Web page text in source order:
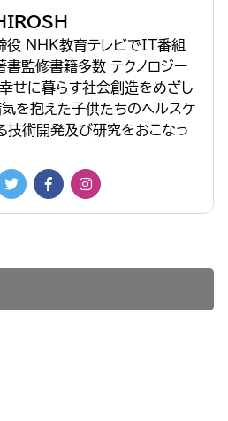
役 NHK教育テレビでIT番組
書監修書籍多数 テクノロジー
せに暮らす社会創造をめざし
を抱えた子供たちのヘルスケ
技術開発及び研究をおこなっ